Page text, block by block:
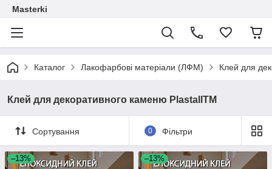
Masterki
Каталог Лакофарбові матеріали (ЛФМ) Клей для
Клей для декоративного каменю PlastallTM
Сортування 0 Фільтри
–13% –13%